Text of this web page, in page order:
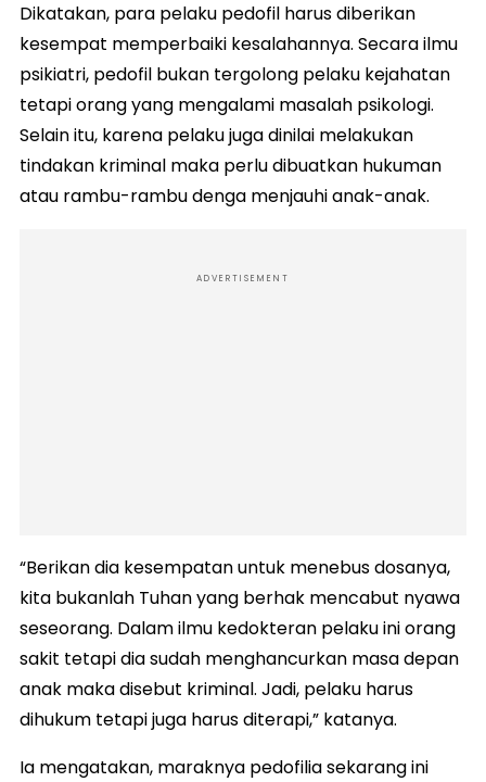
Dikatakan, para pelaku pedofil harus diberikan
kesempat memperbaiki kesalahannya. Secara ilmu
psikiatri, pedofil bukan tergolong pelaku kejahatan
tetapi orang yang mengalami masalah psikologi.
Selain itu, karena pelaku juga dinilai melakukan
tindakan kriminal maka perlu dibuatkan hukuman
atau rambu-rambu denga menjauhi anak-anak.
ADVERTISEMENT
“Berikan dia kesempatan untuk menebus dosanya,
kita bukanlah Tuhan yang berhak mencabut nyawa
seseorang. Dalam ilmu kedokteran pelaku ini orang
sakit tetapi dia sudah menghancurkan masa depan
anak maka disebut kriminal. Jadi, pelaku harus
dihukum tetapi juga harus diterapi,” katanya.
Ia mengatakan, maraknya pedofilia sekarang ini